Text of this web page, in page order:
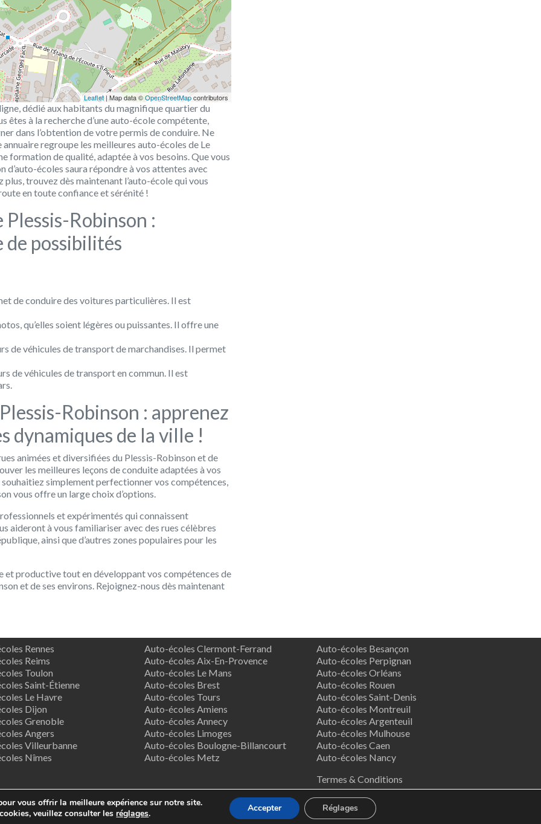
Leaflet| Map data ©OpenStreetMapcontributors
dédié aux habitants du magnifique quartier du
êtes à la recherche d’une auto-école compétente,
dans l’obtention de votre permis de conduire. Ne
regroupe les meilleures auto-écoles de Le
formation de qualité, adaptée à vos besoins. Que vous
écoles saura répondre à vos attentes avec
trouvez dès maintenant l’auto-école qui vous
en toute confiance et sérénité !
Robinson :
possibilités
de conduire des voitures particulières. Il est
qu’elles soient légères ou puissantes. Il offre une
de véhicules de transport de marchandises. Il permet
de véhicules de transport en commun. Il est
Robinson : apprenez
dynamiques de la ville !
animées et diversifiées du Plessis-Robinson et de
les meilleures leçons de conduite adaptées à vos
simplement perfectionner vos compétences,
vous offre un large choix d’options.
et expérimentés qui connaissent
aideront à vous familiariser avec des rues célèbres
ainsi que d’autres zones populaires pour les
et productive tout en développant vos compétences de
et de ses environs. Rejoignez-nous dès maintenant
Rennes
Reims
Toulon
Saint-Étienne
Le Havre
Dijon
Grenoble
Angers
Villeurbanne
Nîmes
Auto-écoles Clermont-Ferrand
Auto-écoles Aix-En-Provence
Auto-écoles Le Mans
Auto-écoles Brest
Auto-écoles Tours
Auto-écoles Amiens
Auto-écoles Annecy
Auto-écoles Limoges
Auto-écoles Boulogne-Billancourt
Auto-écoles Metz
Auto-écoles Besançon
Auto-écoles Perpignan
Auto-écoles Orléans
Auto-écoles Rouen
Auto-écoles Saint-Denis
Auto-écoles Montreuil
Auto-écoles Argenteuil
Auto-écoles Mulhouse
Auto-écoles Caen
Auto-écoles Nancy
Termes & Conditions
© 2026Supreme Directory Theme - Powered by WordPress.
vous offrir la meilleure expérience sur notre site.
veuillez consulter les réglages. Accepter Réglages